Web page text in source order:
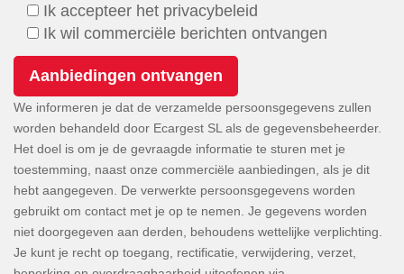
Ik accepteer het privacybeleid
Ik wil commerciële berichten ontvangen
We informeren je dat de verzamelde persoonsgegevens zullen
worden behandeld door Ecargest SL als de gegevensbeheerder.
Het doel is om je de gevraagde informatie te sturen met je
toestemming, naast onze commerciële aanbiedingen, als je dit
hebt aangegeven. De verwerkte persoonsgegevens worden
gebruikt om contact met je op te nemen. Je gegevens worden
niet doorgegeven aan derden, behoudens wettelijke verplichting.
Je kunt je recht op toegang, rectificatie, verwijdering, verzet,